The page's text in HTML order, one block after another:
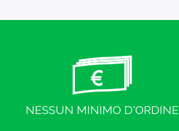
NESSUN MINIMO D'ORDINE